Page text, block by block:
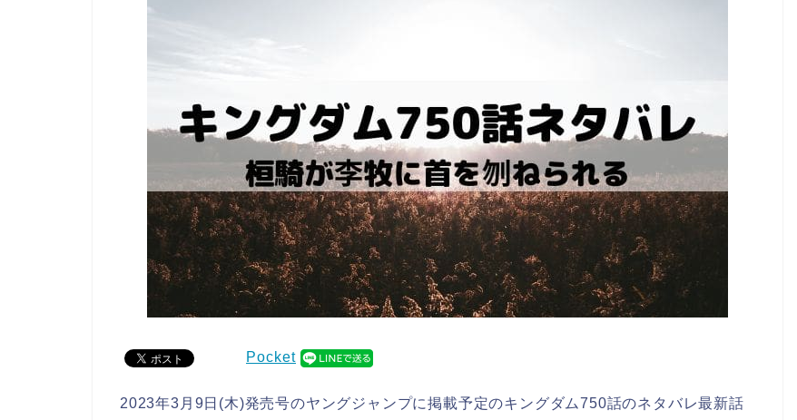
Pocket
2023年3月9日(木)発売号のヤングジャンプに掲載予定のキングダム750話のネタバレ最新話